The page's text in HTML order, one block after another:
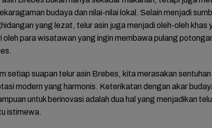
budaya dan nilai-nilai lokal. Selain menjadi
yang lezat, telur asin juga menjadi oleh-oleh khas
oleh para wisatawan yang ingin membawa pulang
setiap suapan telur asin Brebes, kita merasakan
modern yang harmonis. Keterikatan dengan akar
untuk berinovasi adalah dua hal yang menjadikan
istimewa.